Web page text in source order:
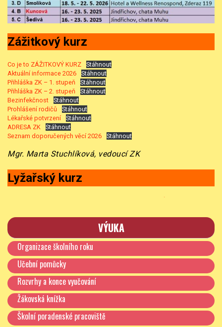
Zážitkový kurz
Co je to ZÁŽITKOVÝ KURZ
Stáhnout
Aktuální informace 2026
Stáhnout
Přihláška ZK – 1. stupeň
Stáhnout
Přihláška ZK – 2. stupeň
Stáhnout
Bezinfekčnost
Stáhnout
Prohlášení rodičů
Stáhnout
Lékařské potvrzení
Stáhnout
ADRESA ZK
Stáhnout
Seznam doporučených věcí 2026
Stáhnout
Mgr. Marta Stuchlíková, vedoucí ZK
Lyžařský kurz
Veškerou dokumentaci k lyžařskému výcviku vybírá
pan učitel Tomáš Hynek.
Příhláška 2026 – aktualizováno 19. 9. 2025 Stáhnout
Před odjezdem je potřeba odevzdatprohlášení rodičů,
lékařský posudek(nesmí být starší než 2 roky),
bezinfekčnostakartičku pojištěnce.
Prohlášení rodičů, lékařský posudek 26
Bezinfekčnost 26
Stáhnout
VÝUKA
Organizace školního roku
Učební pomůcky
Rozvrhy a konce vyučování
Žákovská knížka
Školní poradenské pracoviště